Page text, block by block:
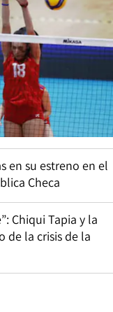
en su estreno en el
Checa
Chiqui Tapia y la
de la crisis de la